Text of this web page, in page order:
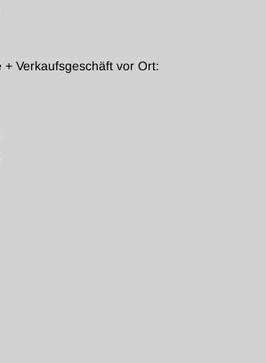
+ Verkaufsgeschäft vor Ort: